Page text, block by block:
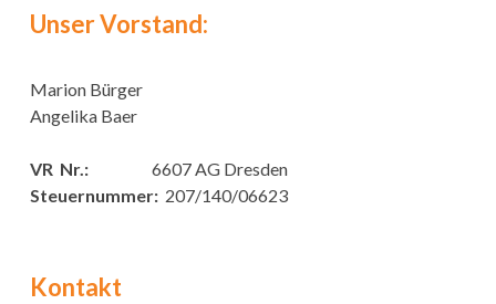
Unser Vorstand:
Marion Bürger
Angelika Baer
VR Nr.:6607 AG Dresden
Steuernummer:207/140/06623
Kontakt